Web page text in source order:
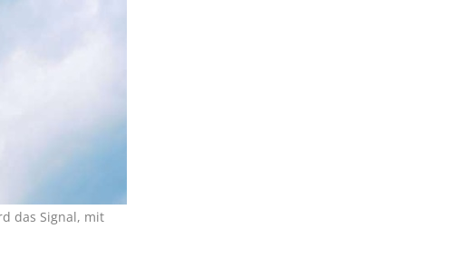
das Signal, mit